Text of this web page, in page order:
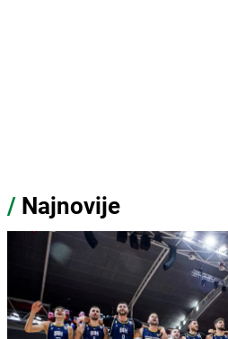
/ Najnovije